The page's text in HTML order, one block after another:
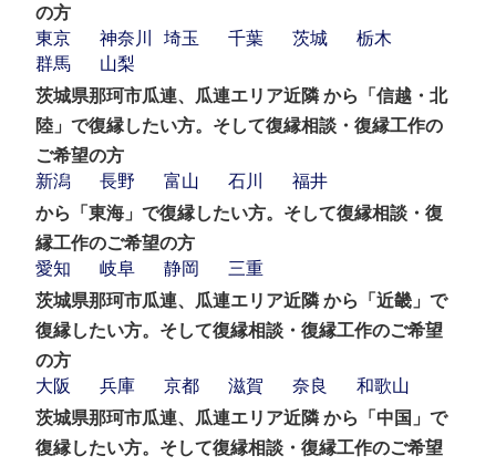
の方
東京
神奈川 埼玉 千葉 茨城
栃木
群馬
山梨
茨城県那珂市瓜連、瓜連エリア近隣 から「信越・北
陸」で復縁したい方。そして復縁相談・復縁工作の
ご希望の方
新潟
長野 富山 石川
福井
から「東海」で復縁したい方。そして復縁相談・復
縁工作のご希望の方
愛知
岐阜 静岡
三重
茨城県那珂市瓜連、瓜連エリア近隣 から「近畿」で
復縁したい方。そして復縁相談・復縁工作のご希望
の方
大阪
兵庫 京都 滋賀 奈良
和歌山
茨城県那珂市瓜連、瓜連エリア近隣 から「中国」で
復縁したい方。そして復縁相談・復縁工作のご希望